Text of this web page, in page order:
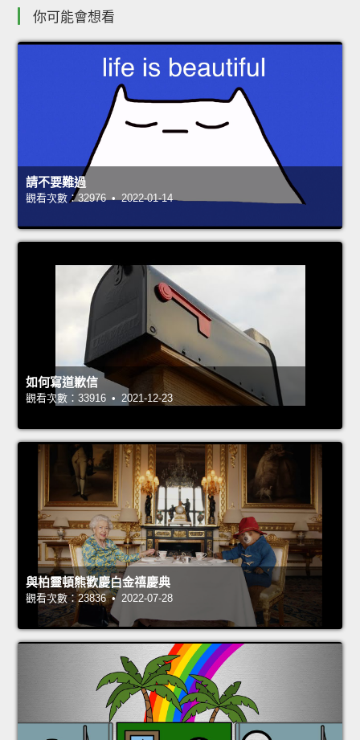
你可能會想看
請不要難過
觀看次數：32976 • 2022-01-14
如何寫道歉信
觀看次數：33916 • 2021-12-23
與柏靈頓熊歡慶白金禧慶典
觀看次數：23836 • 2022-07-28